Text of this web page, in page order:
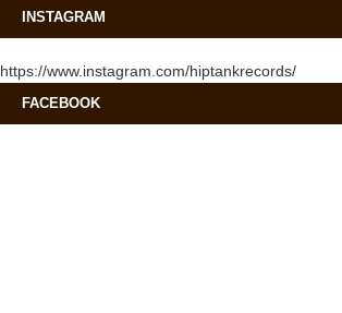
INSTAGRAM
https://www.instagram.com/hiptankrecords/
FACEBOOK